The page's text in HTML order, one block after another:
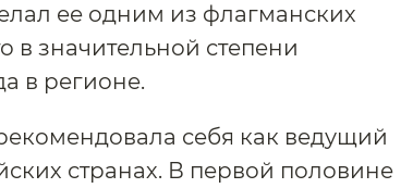
ее одним из флагманских
в значительной степени
в регионе.
себя как ведущий
странах. В первой половине